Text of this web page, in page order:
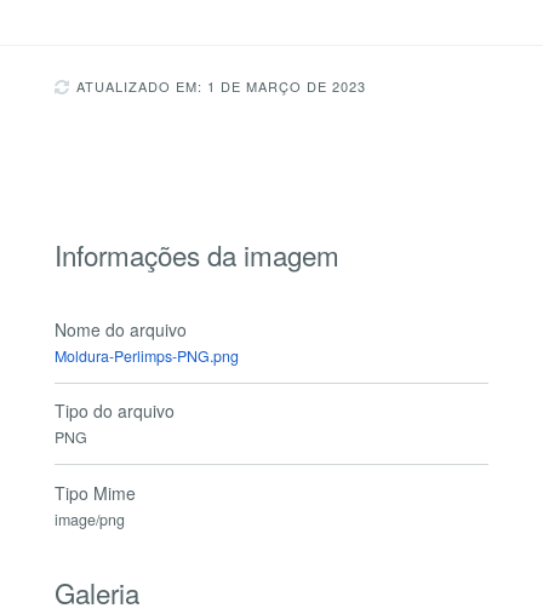
ATUALIZADO EM: 1 DE MARÇO DE 2023
Informações da imagem
Nome do arquivo
Moldura-Perlimps-PNG.png
Tipo do arquivo
PNG
Tipo Mime
image/png
Galeria